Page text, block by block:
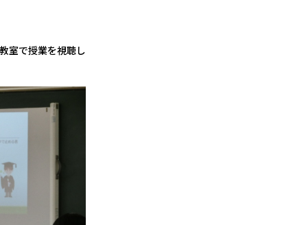
室で授業を視聴し